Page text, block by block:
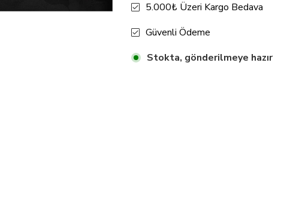
5.000₺ Üzeri Kargo Bedava
Güvenli Ödeme
Stokta, gönderilmeye hazır